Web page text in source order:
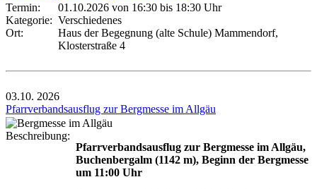
Termin:
01.10.2026 von 16:30 bis 18:30 Uhr
Kategorie: Verschiedenes
Ort:
Haus der Begegnung (alte Schule) Mammendorf,
Klosterstraße 4
03.10. 2026
Pfarrverbandsausflug zur Bergmesse im Allgäu
Beschreibung:
Pfarrverbandsausflug zur Bergmesse im Allgäu,
Buchenbergalm (1142 m), Beginn der Bergmesse
um 11:00 Uhr